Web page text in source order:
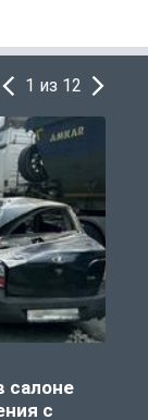
1 из 12
салоне
с